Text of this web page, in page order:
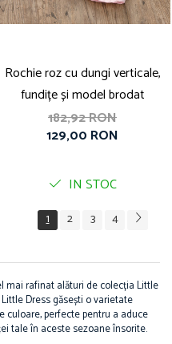
Rochie roz cu dungi verticale,
fundițe și model brodat
182,92 RON
129,00 RON
IN STOC
1 2 3 4
mai rafinat alături de colecția Little
Dress găsești o varietate
culoare, perfecte pentru a aduce
tale în aceste sezoane însorite.